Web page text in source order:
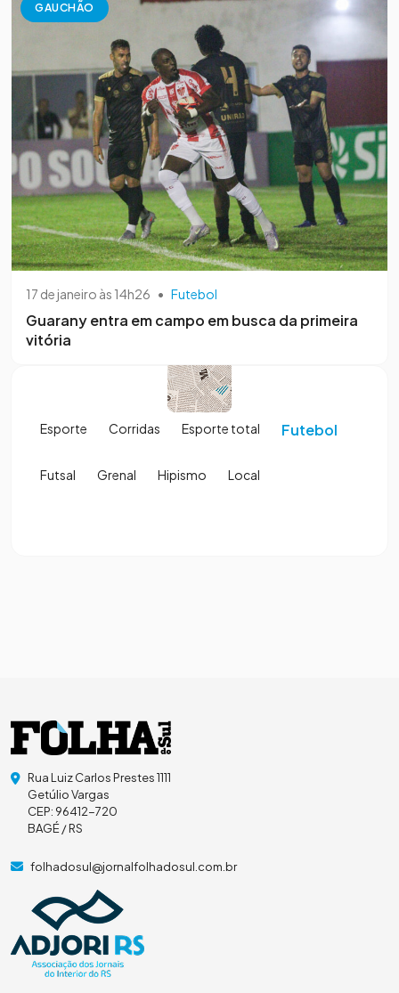
GAUCHÃO
17 de janeiro às 14h26 • Futebol
Guarany entra em campo em busca da primeira
vitória
Esporte Corridas Esporte total Futebol
Futsal Grenal Hipismo Local
Rua Luiz Carlos Prestes 1111
Getúlio Vargas
CEP: 96412-720
BAGÉ / RS
folhadosul@jornalfolhadosul.com.br